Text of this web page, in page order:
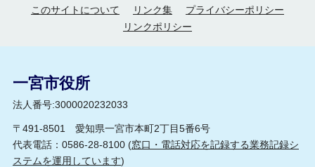
このサイトについて リンク集
プライバシーポリシー
リンクポリシー
一宮市役所
法人番号:3000020232033
〒491-8501 愛知県一宮市本町2丁目5番6号
代表電話：0586-28-8100 (窓口・電話対応を記録する業務記録シ
ステムを運用しています)